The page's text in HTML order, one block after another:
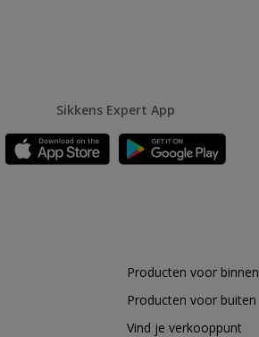
Sikkens Expert App
Producten voor binnen
Producten voor buiten
Vind je verkooppunt